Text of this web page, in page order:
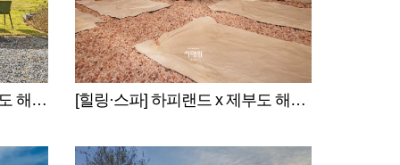
[카페·식당] 카페 밀마 x 제부도 해상케이블카 서해랑 [힐링·스파] 하피랜드 x 제부도 해상케이블카 서해랑